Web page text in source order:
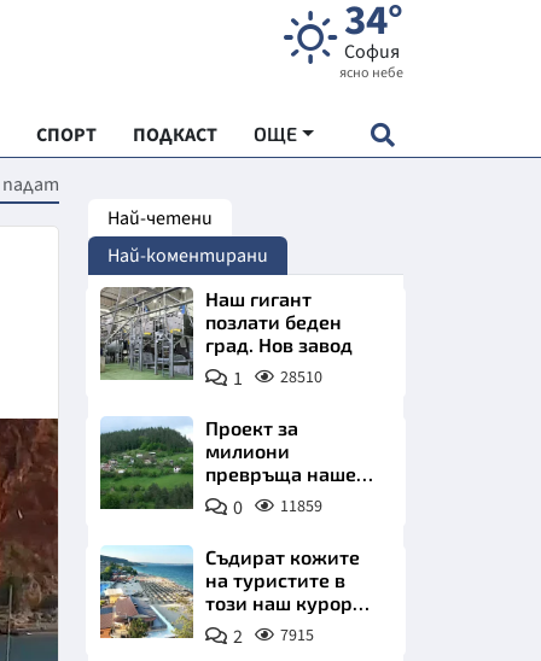
34°
София
ясно небе
СПОРТ ПОДКАСТ ОЩЕ
"ЧУДЕСАТА НА БЪЛГАРИЯ"
ХРАНА
ИКОНОМИКА
падат
Най-четени
Най-коментирани
Наш гигант
позлати беден
град. Нов завод
1 28510
Проект за
милиони
превръща наше
село в магнит за
туристи
0 11859
Съдират кожите
на туристите в
този наш курорт.
Шокираща
сметка за обяд на
2 7915